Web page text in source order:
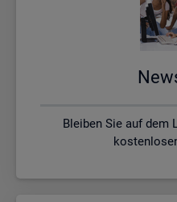
Bleiben Sie auf dem